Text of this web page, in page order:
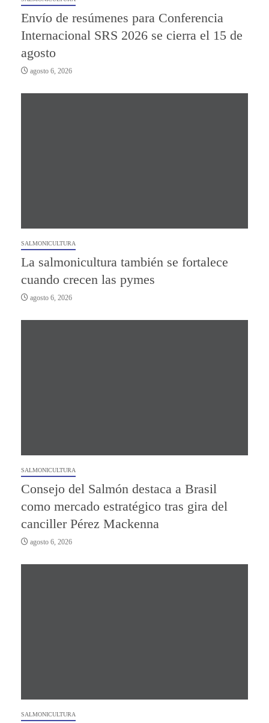
Envío de resúmenes para Conferencia
Internacional SRS 2026 se cierra el 15 de
agosto
agosto 6, 2026
SALMONICULTURA
La salmonicultura también se fortalece
cuando crecen las pymes
agosto 6, 2026
SALMONICULTURA
Consejo del Salmón destaca a Brasil
como mercado estratégico tras gira del
canciller Pérez Mackenna
agosto 6, 2026
SALMONICULTURA